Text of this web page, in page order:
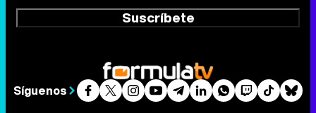
Suscríbete
Síguenos